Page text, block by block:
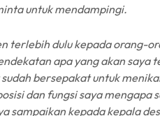
untuk mendampingi.
terlebih dulu kepada orang-
apa yang akan saya
bersepakat untuk
dan fungsi saya mengapa
sampaikan kepada kepala